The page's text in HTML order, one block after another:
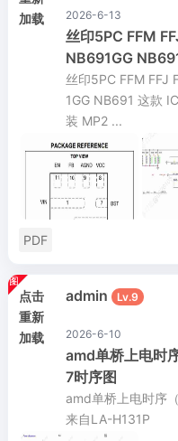
加载
2026-6-13
丝印5PC FFM
NB691GG
丝印5PC FFM FFJ
1GG NB691 这款
装 MP2 ...
PDF
点击
重新
加载
admin Lv.9
2026-6-10
amd单桥上电时
7时序图
amd单桥上电时序
来自LA-H131P